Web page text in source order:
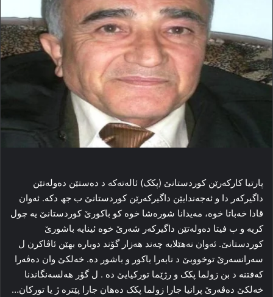
پارتیا کارکەرێن کوردستانێ (پکک) ئالەتەکە د دەستێن دەولەتێن
داگیرکەر دا و ئەجەندایێن داگیرکەرێن کوردستانێ ب جھ دکە. ئەوان
قادا خەباتا خوە، مەیدانا شورەشا خوە کو باکورێ کوردستانێ یە چول
کریە و ب فیتا دەولەتێن داگیرکەر شەرێ خوە ئینایە باشورێ
کوردستانێ. ئەوان نەھێلایە چەند ھەزار گۆند دوبارە بھێن ئاڤاکرن ل
سەرانسەرێ توخووبێ د نابەرا باکور و باشور دە. خەلکێ وان دەڤەرا
کەفتنە د بن زولما پکک و رژێما تورکیایێ دە . ل گۆر ھەلسەنگاندنا
خەلکێ دەڤەرێ پرانیا جارا زولما پکک دەھان جارا پێترە ژ یا تورکان…